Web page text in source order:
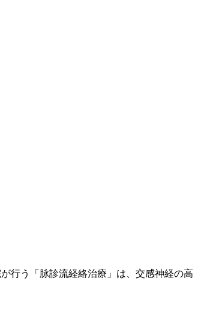
行う「脉診流経絡治療」は、交感神経の高